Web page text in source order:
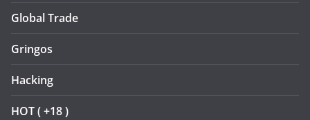
Global Trade
Gringos
Hacking
HOT ( +18 )